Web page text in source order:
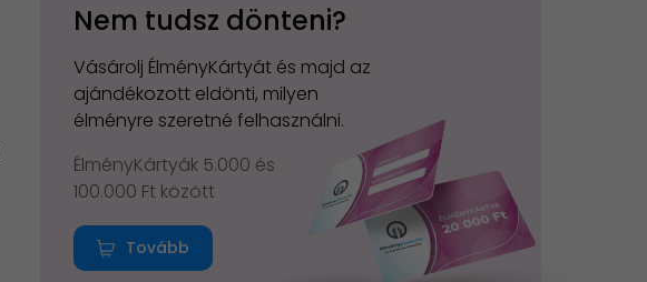
Nem tudsz dönteni?
Vásárolj ÉlményKártyát és majd az
ajándékozott eldönti, milyen
élményre szeretné felhasználni.
ÉlményKártyák 5.000 és
100.000 Ft között
Tovább